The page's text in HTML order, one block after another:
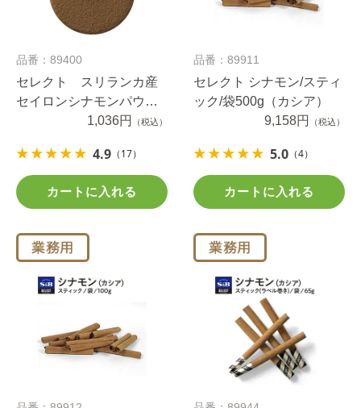
品番：89400
セレクト スリランカ産
セイロンシナモンパウダ
ー１００ｇ袋入り
1,036円 （税込）
4.9 （17）
カートに入れる
品番：89911
セレクト シナモン/スティ
ック/袋500g（カシア）
9,158円
（税込）
5.0 （4）
カートに入れる